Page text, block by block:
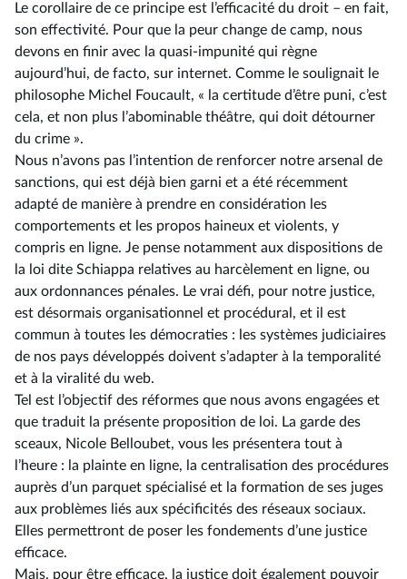
Le corollaire de ce principe est l’efficacité du droit –⁠ en fait,
son effectivité. Pour que la peur change de camp, nous
devons en finir avec la quasi-impunité qui règne
aujourd’hui, de facto, sur internet. Comme le soulignait le
philosophe Michel Foucault, « la certitude d’être puni, c’est
cela, et non plus l’abominable théâtre, qui doit détourner
du crime ».
Nous n’avons pas l’intention de renforcer notre arsenal de
sanctions, qui est déjà bien garni et a été récemment
adapté de manière à prendre en considération les
comportements et les propos haineux et violents, y
compris en ligne. Je pense notamment aux dispositions de
la loi dite Schiappa relatives au harcèlement en ligne, ou
aux ordonnances pénales. Le vrai défi, pour notre justice,
est désormais organisationnel et procédural, et il est
commun à toutes les démocraties : les systèmes judiciaires
de nos pays développés doivent s’adapter à la temporalité
et à la viralité du web.
Tel est l’objectif des réformes que nous avons engagées et
que traduit la présente proposition de loi. La garde des
sceaux, Nicole Belloubet, vous les présentera tout à
l’heure : la plainte en ligne, la centralisation des procédures
auprès d’un parquet spécialisé et la formation de ses juges
aux problèmes liés aux spécificités des réseaux sociaux.
Elles permettront de poser les fondements d’une justice
efficace.
Mais, pour être efficace, la justice doit également pouvoir